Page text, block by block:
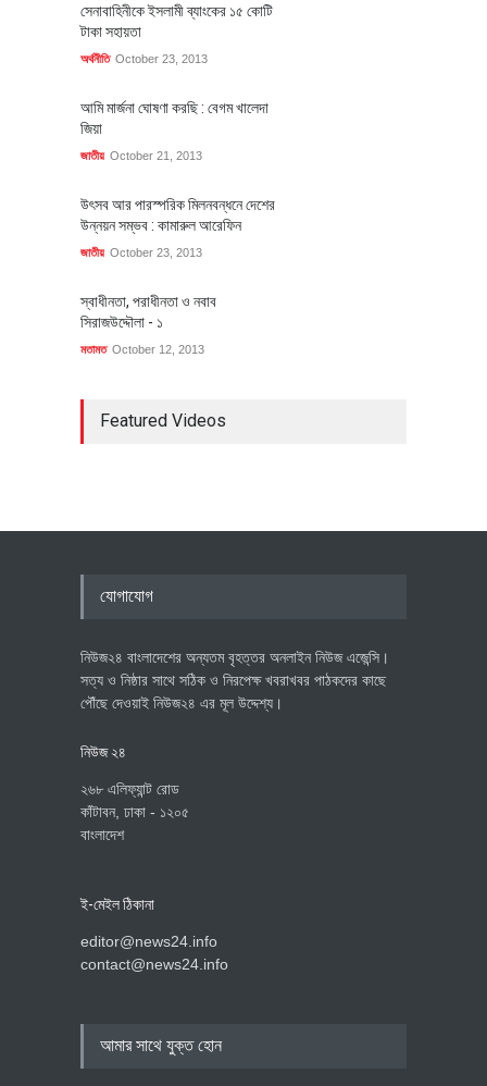
সেনাবাহিনীকে ইসলামী ব্যাংকের ১৫ কোটি
টাকা সহায়তা
অর্থনীতি October 23, 2013
আমি মার্জনা ঘোষণা করছি : বেগম খালেদা
জিয়া
জাতীয় October 21, 2013
উৎসব আর পারস্পরিক মিলনবন্ধনে দেশের
উন্নয়ন সম্ভব : কামারুল আরেফিন
জাতীয় October 23, 2013
স্বাধীনতা, পরাধীনতা ও নবাব
সিরাজউদ্দৌলা - ১
মতামত October 12, 2013
Featured Videos
যোগাযোগ
নিউজ২৪ বাংলাদেশের অন্যতম বৃহত্তর অনলাইন নিউজ এজেন্সি।
সত্য ও নিষ্ঠার সাথে সঠিক ও নিরপেক্ষ খবরাখবর পাঠকদের কাছে
পৌঁছে দেওয়াই নিউজ২৪ এর মূল উদ্দেশ্য।
নিউজ ২৪
২৬৮ এলিফ্যান্ট রোড
কাঁটাবন, ঢাকা - ১২০৫
বাংলাদেশ
ই-মেইল ঠিকানা
editor@news24.info
contact@news24.info
আমার সাথে যুক্ত হোন